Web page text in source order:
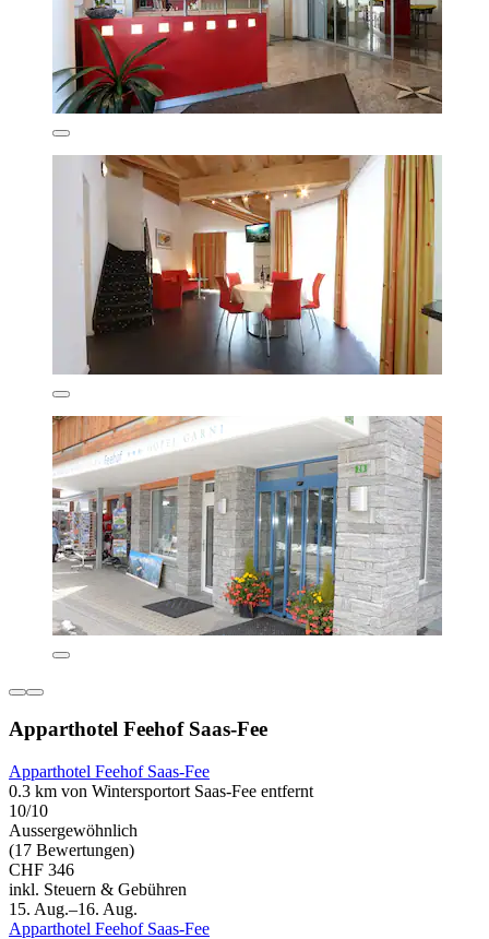
Apparthotel Feehof Saas-Fee
Apparthotel Feehof Saas-Fee
0.3 km von Wintersportort Saas-Fee entfernt
10/10
Aussergewöhnlich
(17 Bewertungen)
CHF 346
inkl. Steuern & Gebühren
15. Aug.–16. Aug.
Apparthotel Feehof Saas-Fee